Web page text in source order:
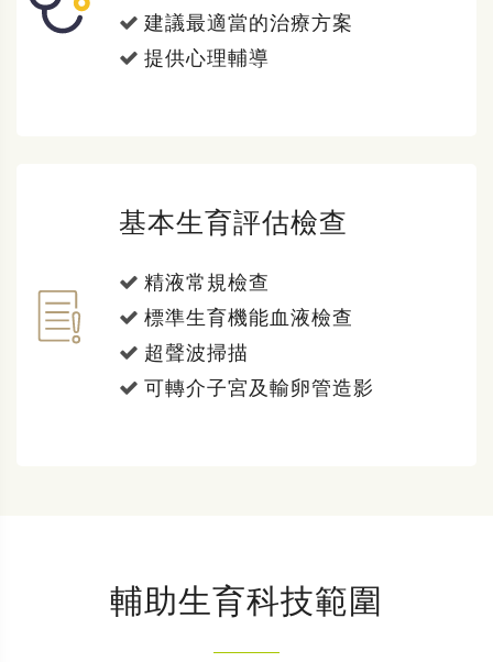
建議最適當的治療方案
提供心理輔導
基本生育評估檢查
精液常規檢查
標準生育機能血液檢查
超聲波掃描
可轉介子宮及輸卵管造影
輔助生育科技範圍